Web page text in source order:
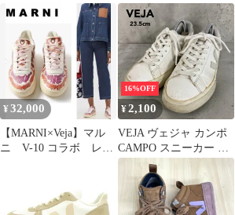
き 42
¥ 32,000
【MARNI×Veja】マル
ニ V-10 コラボ レザ
16%OFF
¥2,100
VEJA ヴェジャ カンポ
CAMPO スニーカー ホ
ワイト スエードロゴ ロ
ーカット シューズ 紐靴
替え紐なし ブラジル製
カジュアル 普段使い タ